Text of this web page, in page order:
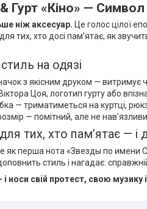
Гурт «Кіно» —
ніж аксесуар. Це голос цілої
тих, хто досі пам’ятає, як
на одязі
з якісним друком — витримує
Цоя, логотип гурту або
— триматиметься на куртці,
— помітний, але не
тих, хто пам’ятає — і
як перша нота «Звезды по имени
стиль і нагадає:
носи свій протест, свою музику